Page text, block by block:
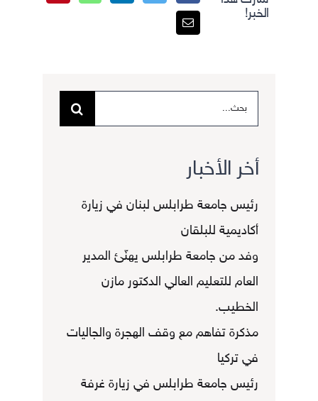
الخبر!
البحث
عن:
أخر الأخبار
رئيس جامعة طرابلس لبنان في زيارة
أكاديمية للبلقان
وفد من جامعة طرابلس يهنّئ المدير
العام للتعليم العالي الدكتور مازن
الخطيب.
مذكرة تفاهم مع وقف الهجرة والجاليات
في تركيا
رئيس جامعة طرابلس في زيارة غرفة